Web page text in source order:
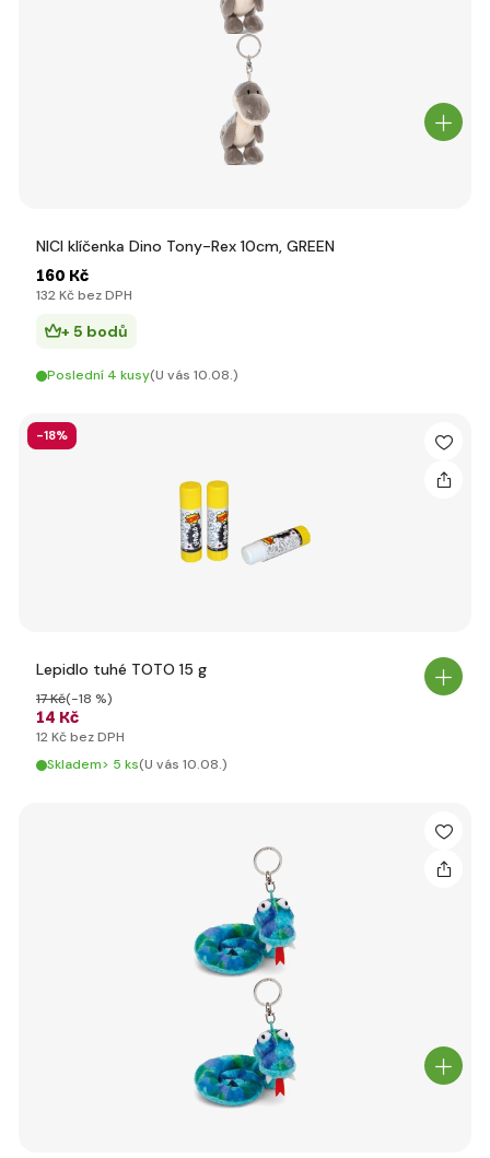
NICI klíčenka Dino Tony-Rex 10cm, GREEN
160 Kč
132 Kč bez DPH
+ 5 bodů
Poslední 4 kusy(U vás 10.08.)
-18%
Lepidlo tuhé TOTO 15 g
14 Kč
17 Kč(-18 %)
12 Kč bez DPH
Skladem> 5 ks(U vás 10.08.)